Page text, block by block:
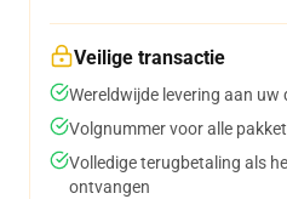
Veilige transactie
Wereldwijde levering aan uw
Volgnummer voor alle
Volledige terugbetaling als
ontvangen